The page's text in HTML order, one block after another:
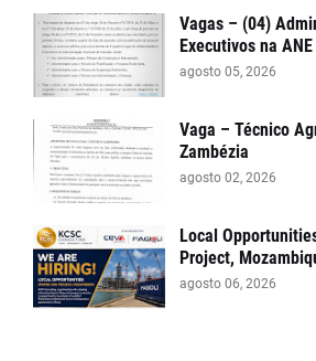
Vagas – (04)
Executivos na ANE
agosto 05, 2026
Vaga – Técnico
Zambézia
agosto 02, 2026
Local
Project,
agosto 06, 2026